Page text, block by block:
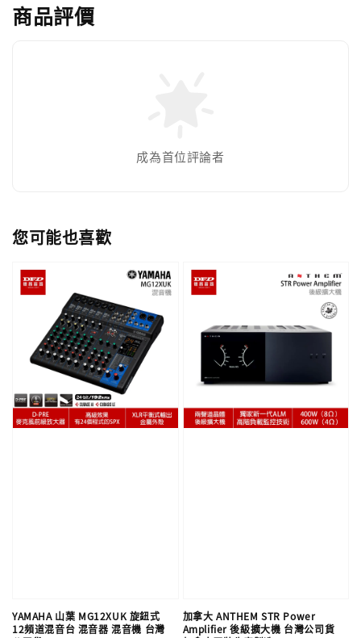
商品評價
成為首位評論者
您可能也喜歡
YAMAHA 山葉 MG12XUK 旋鈕式
12頻道混音台 混音器 混音機 台灣
加拿大 ANTHEM STR Power
Amplifier 後級擴大機 台灣公司貨